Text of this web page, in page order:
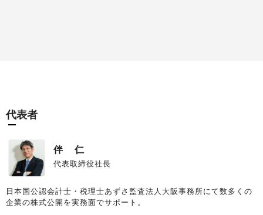
代表者
伴 仁
代表取締役社長
日本国公認会計士・税理士あずさ監査法人大阪事務所にて数多くの
企業の株式公開を実務面でサポート。